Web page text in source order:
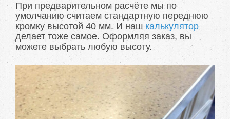
При предварительном расчёте мы по
умолчанию считаем стандартную переднюю
кромку высотой 40 мм. И наш калькулятор
делает тоже самое. Оформляя заказ, вы
можете выбрать любую высоту.